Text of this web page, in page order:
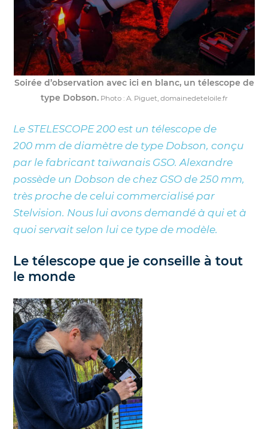
Soirée d’observation avec ici en blanc, un télescope de
type Dobson.Photo : A. Piguet, domainedeteloile.fr
Le STELESCOPE 200 est un télescope de
200 mm de diamètre de type Dobson, conçu
par le fabricant taïwanais GSO. Alexandre
possède un Dobson de chez GSO de 250 mm,
très proche de celui commercialisé par
Stelvision. Nous lui avons demandé à qui et à
quoi servait selon lui ce type de modèle.
Le télescope que je conseille à tout
le monde